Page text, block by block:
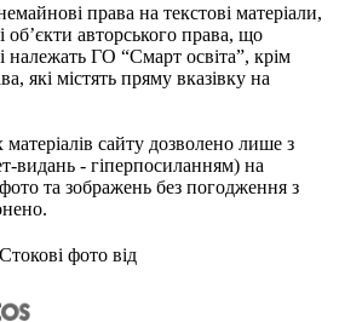
права на текстові матеріали,
об’єкти авторського права, що
належать ГО “Смарт освіта”, крім
які містять пряму вказівку на
сайту дозволено лише з
видань - гіперпосиланням) на
та зображень без погодження з
Стокові фото від